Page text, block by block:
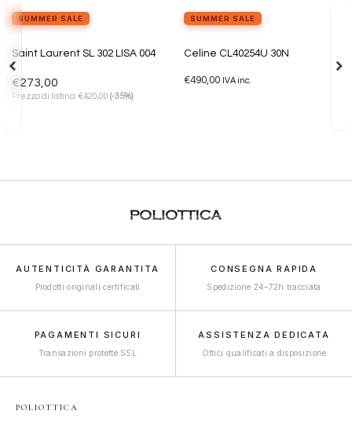
alla lista
SUMMER SALE
Saint Laurent SL 302 LISA 004
€273,00
Prezzo di listino: €420,00 (-35%)
SUMMER SALE
Celine CL40254U 30N
€490,00 IVA inc.
AUTENTICITÀ GARANTITA
Prodotti originali certificati
CONSEGNA RAPIDA
Spedizione 24–72h tracciata
PAGAMENTI SICURI
Transazioni protette SSL
ASSISTENZA DEDICATA
Ottici qualificati a disposizione
POLIOTTICA